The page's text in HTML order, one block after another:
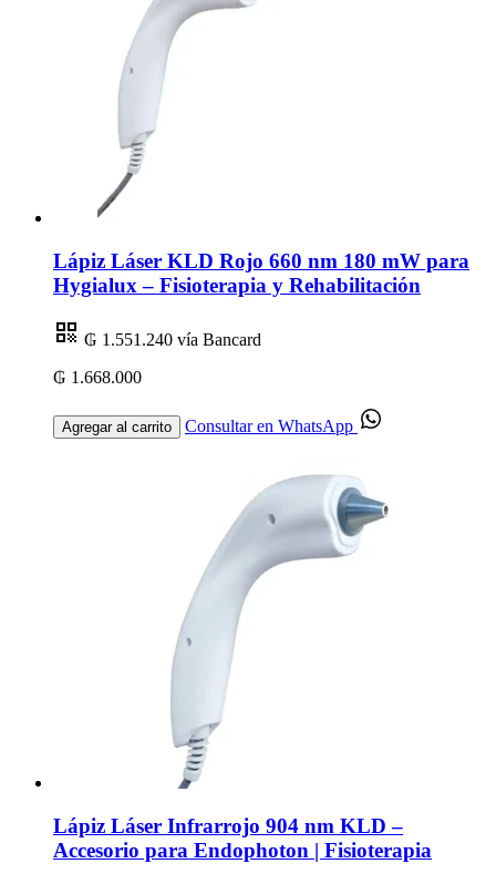
Lápiz Láser KLD Rojo 660 nm 180 mW para
Hygialux – Fisioterapia y Rehabilitación
₲ 1.551.240 vía Bancard
₲ 1.668.000
Agregar al carrito Consultar en WhatsApp
Lápiz Láser Infrarrojo 904 nm KLD –
Accesorio para Endophoton | Fisioterapia